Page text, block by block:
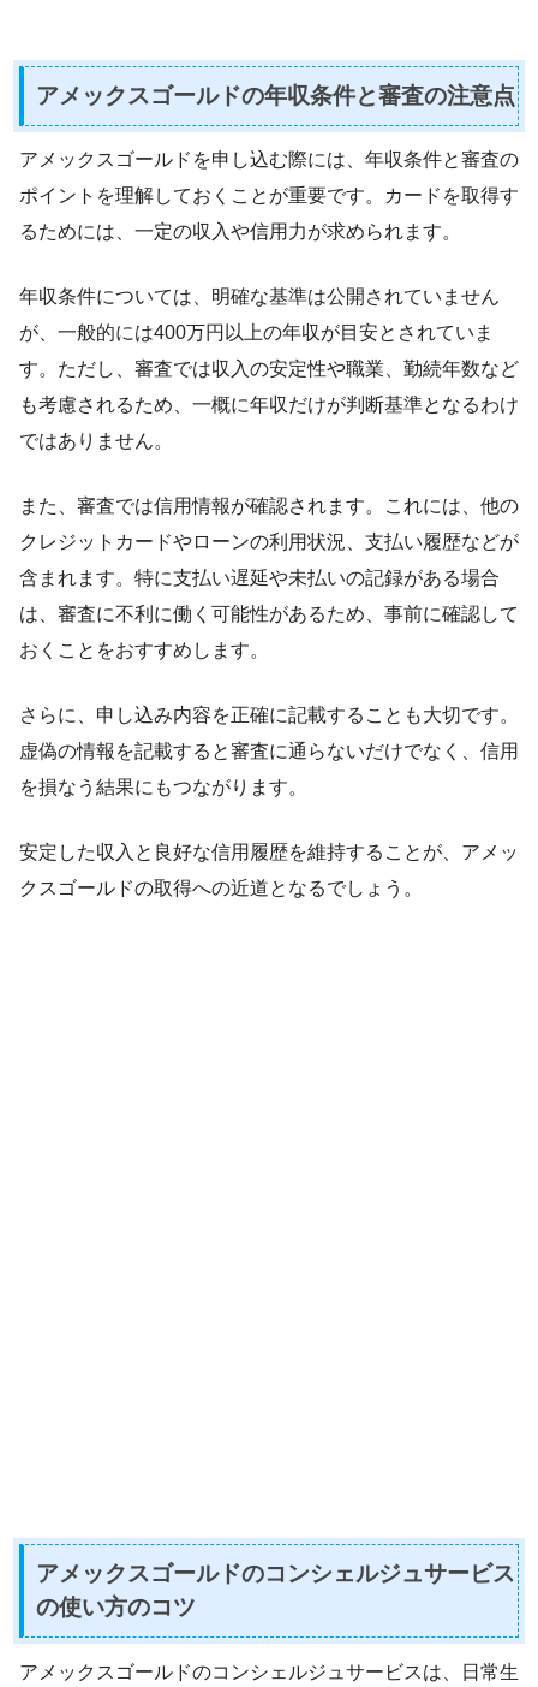
アメックスゴールドの年収条件と審査の注意点
アメックスゴールドを申し込む際には、年収条件と審査の
ポイントを理解しておくことが重要です。カードを取得す
るためには、一定の収入や信用力が求められます。
年収条件については、明確な基準は公開されていません
が、一般的には400万円以上の年収が目安とされていま
す。ただし、審査では収入の安定性や職業、勤続年数など
も考慮されるため、一概に年収だけが判断基準となるわけ
ではありません。
また、審査では信用情報が確認されます。これには、他の
クレジットカードやローンの利用状況、支払い履歴などが
含まれます。特に支払い遅延や未払いの記録がある場合
は、審査に不利に働く可能性があるため、事前に確認して
おくことをおすすめします。
さらに、申し込み内容を正確に記載することも大切です。
虚偽の情報を記載すると審査に通らないだけでなく、信用
を損なう結果にもつながります。
安定した収入と良好な信用履歴を維持することが、アメッ
クスゴールドの取得への近道となるでしょう。
アメックスゴールドのコンシェルジュサービス
の使い方のコツ
アメックスゴールドのコンシェルジュサービスは、日常生